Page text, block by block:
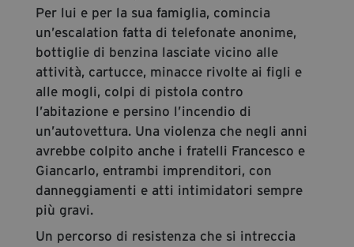
Per lui e per la sua famiglia, comincia
un’escalation fatta di telefonate anonime,
bottiglie di benzina lasciate vicino alle
attività, cartucce, minacce rivolte ai figli e
alle mogli, colpi di pistola contro
l’abitazione e persino l’incendio di
un’autovettura. Una violenza che negli anni
avrebbe colpito anche i fratelli Francesco e
Giancarlo, entrambi imprenditori, con
danneggiamenti e atti intimidatori sempre
più gravi.
Un percorso di resistenza che si intreccia